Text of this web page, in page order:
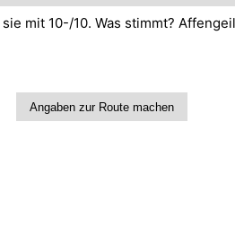
mit 10-/10. Was stimmt?